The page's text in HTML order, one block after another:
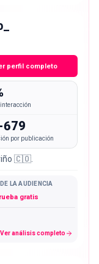
perfil completo
679
por publicación
🇨🇴.
LA AUDIENCIA
gratis
Ver análisis completo